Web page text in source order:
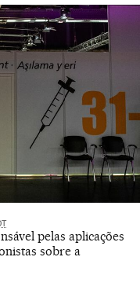
pelas aplicações
sobre a